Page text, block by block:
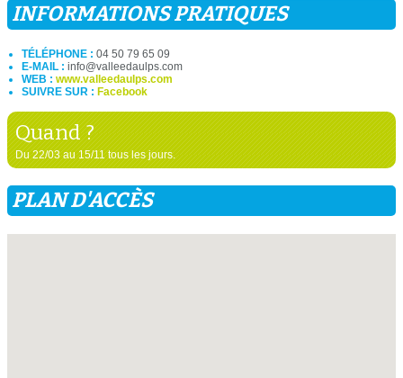
INFORMATIONS PRATIQUES
TÉLÉPHONE : 04 50 79 65 09
E-MAIL : info@valleedaulps.com
WEB : www.valleedaulps.com
SUIVRE SUR : Facebook
Quand ?
Du 22/03 au 15/11 tous les jours.
PLAN D'ACCÈS